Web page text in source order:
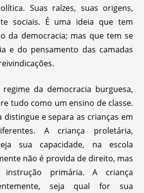
Suas raízes, suas origens,
sociais. É uma ideia que tem
da democracia; mas que tem se
e do pensamento das camadas
da democracia burguesa,
tudo como um ensino de classe.
distingue e separa as crianças em
A criança proletária,
sua capacidade, na escola
não é provida de direito, mas
primária. A criança
seja qual for sua